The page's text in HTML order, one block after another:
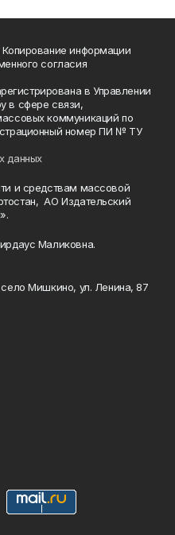
информации
согласия
в Управлении
в сфере связи,
коммуникаций по
номер ПИ № ТУ
данных
и средствам массовой
АО Издательский
Маликовна.
Мишкино, ул. Ленина, 87